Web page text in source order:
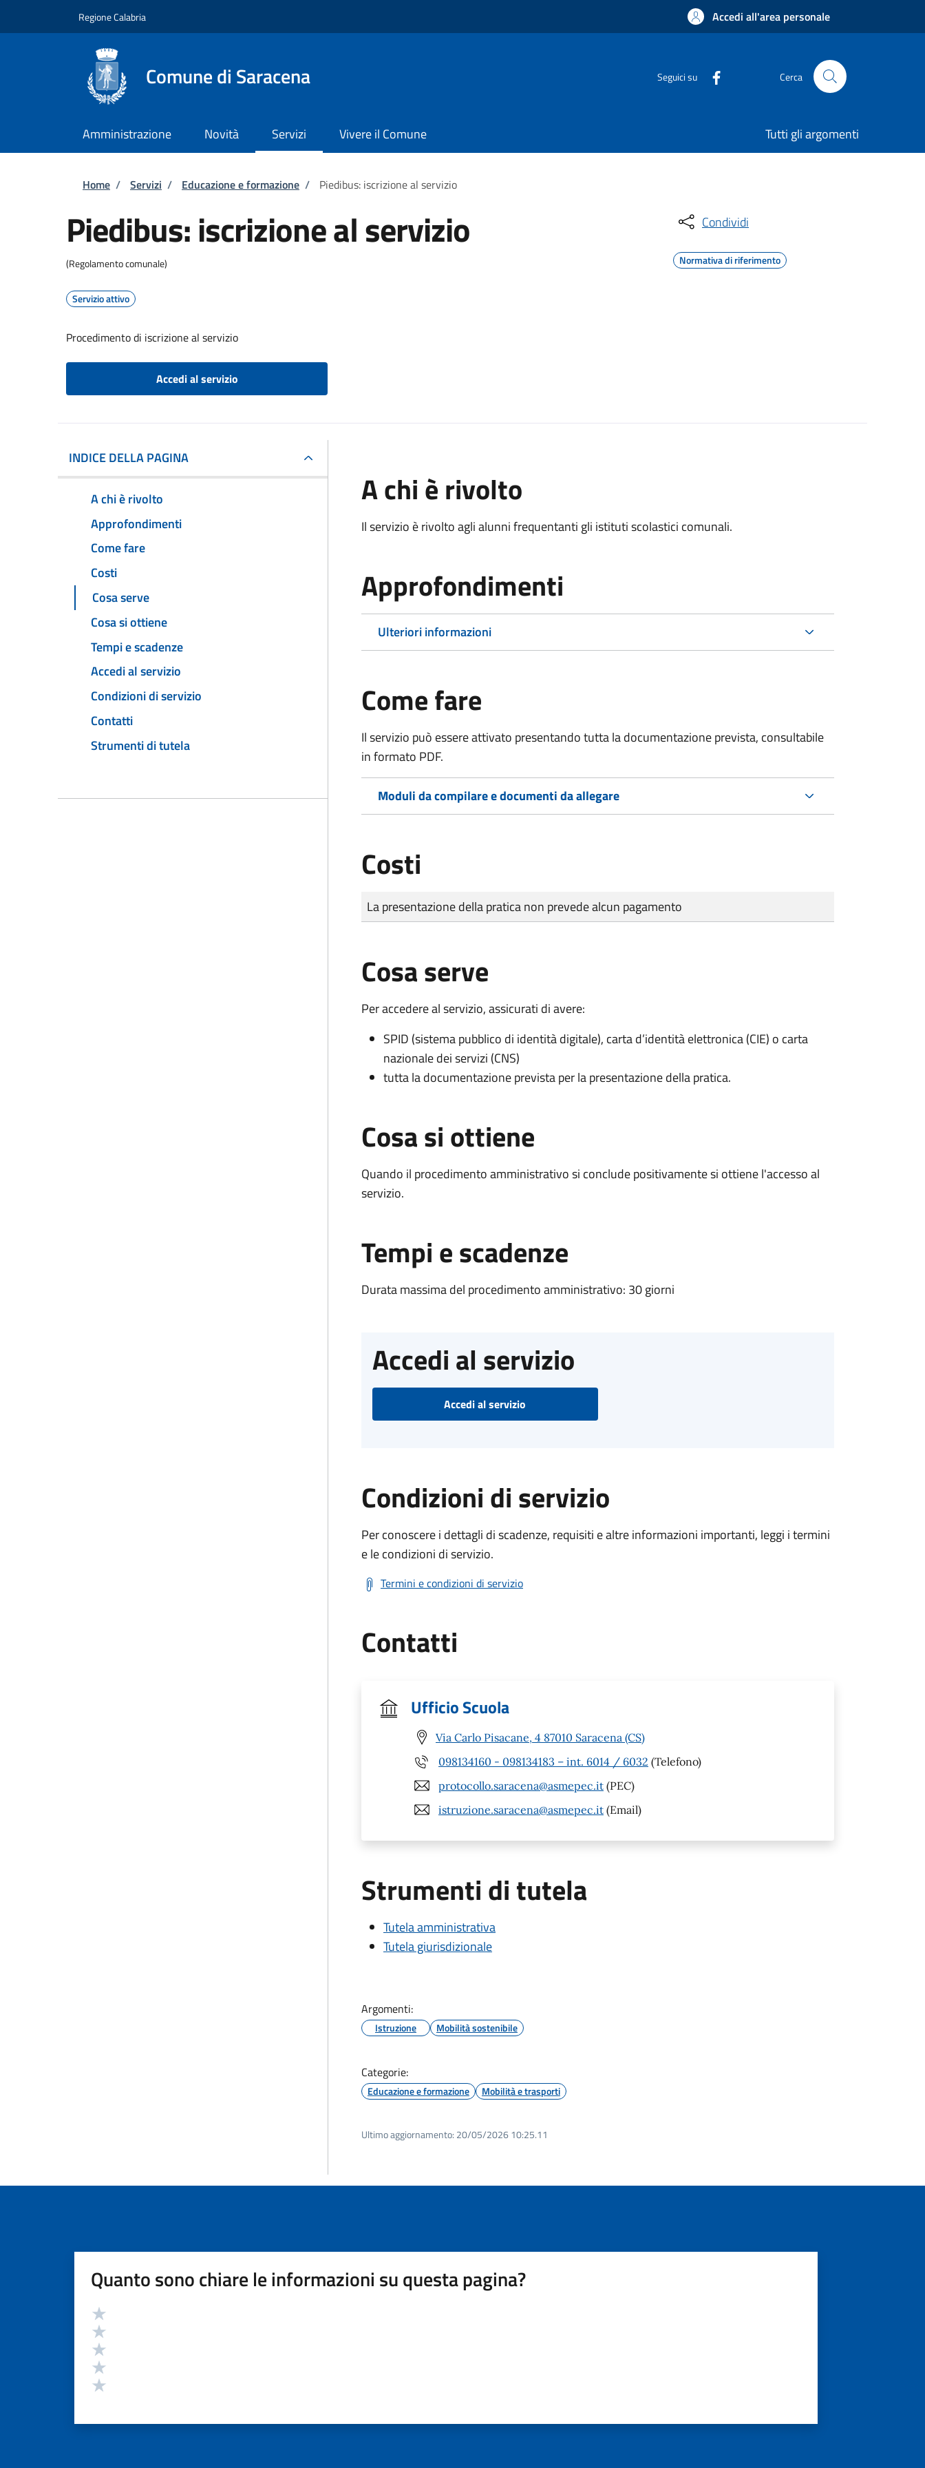
Regione Calabria Accedi all'area personale
Comune di Saracena Seguici su Cerca
Amministrazione Novità Servizi Vivere il Comune Tutti gli argomenti
Briciole di pane
Home / Servizi / Educazione e formazione / Piedibus: iscrizione al servizio
Piedibus: iscrizione al servizio
(Regolamento comunale)
Servizio attivo
Procedimento di iscrizione al servizio
Accedi al servizio
Condividi
Normativa di riferimento
INDICE DELLA PAGINA
A chi è rivolto
Approfondimenti
Come fare
Costi
Cosa serve
Cosa si ottiene
Tempi e scadenze
Accedi al servizio
Condizioni di servizio
Contatti
Strumenti di tutela
A chi è rivolto
Il servizio è rivolto agli alunni frequentanti gli istituti scolastici comunali.
Approfondimenti
Ulteriori informazioni
Come fare
Il servizio può essere attivato presentando tutta la documentazione prevista, consultabile
in formato PDF.
Moduli da compilare e documenti da allegare
Costi
Tipo di pagamento
Importo
La presentazione della pratica non prevede alcun pagamento
Cosa serve
Per accedere al servizio, assicurati di avere:
SPID (sistema pubblico di identità digitale), carta d’identità elettronica (CIE) o carta
nazionale dei servizi (CNS)
tutta la documentazione prevista per la presentazione della pratica.
Cosa si ottiene
Quando il procedimento amministrativo si conclude positivamente si ottiene l'accesso al
servizio.
Tempi e scadenze
Durata massima del procedimento amministrativo: 30 giorni
Accedi al servizio
Accedi al servizio
Condizioni di servizio
Per conoscere i dettagli di scadenze, requisiti e altre informazioni importanti, leggi i termini
e le condizioni di servizio.
Termini e condizioni di servizio
Contatti
Ufficio Scuola
Via Carlo Pisacane, 4 87010 Saracena (CS)
098134160 - 098134183 – int. 6014 / 6032 (Telefono)
protocollo.saracena@asmepec.it (PEC)
istruzione.saracena@asmepec.it (Email)
Strumenti di tutela
Tutela amministrativa
Tutela giurisdizionale
Argomenti:
Istruzione Mobilità sostenibile
Categorie:
Educazione e formazione Mobilità e trasporti
Ultimo aggiornamento: 20/05/2026 10:25.11
Quanto sono chiare le informazioni su questa pagina?
Valutazione